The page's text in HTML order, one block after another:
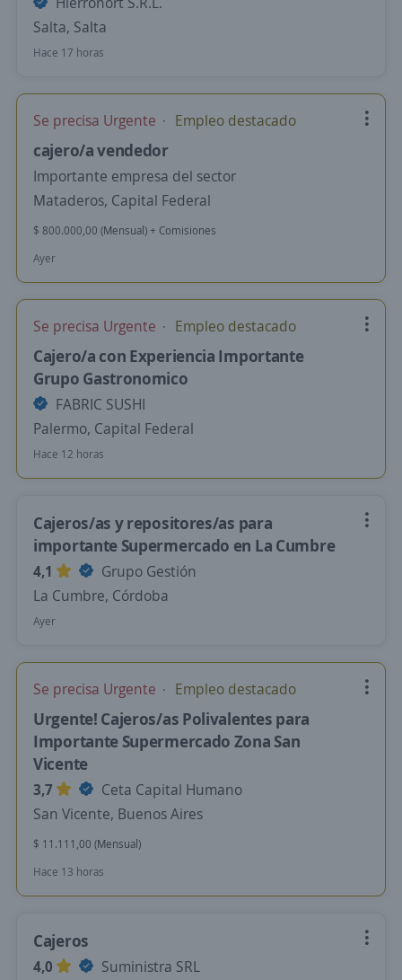
Salta, Salta
Hace 17 horas
Se precisa Urgente Empleo destacado
cajero/a vendedor
Importante empresa del sector
Mataderos, Capital Federal
$ 800.000,00 (Mensual) + Comisiones
Ayer
Se precisa Urgente Empleo destacado
Cajero/a con Experiencia Importante
Grupo Gastronomico
FABRIC SUSHI
Palermo, Capital Federal
Hace 12 horas
Cajeros/as y repositores/as para
importante Supermercado en La Cumbre
4,1
Grupo Gestión
La Cumbre, Córdoba
Ayer
Se precisa Urgente Empleo destacado
Urgente! Cajeros/as Polivalentes para
Importante Supermercado Zona San
Vicente
3,7
Ceta Capital Humano
San Vicente, Buenos Aires
$ 11.111,00 (Mensual)
Hace 13 horas
Cajeros
4,0
Suministra SRL